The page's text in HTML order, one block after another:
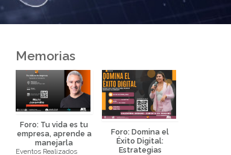
Memorias
Foro: Tu vida es tu
empresa, aprende a
manejarla
Eventos Realizados
Foro: Domina el
Éxito Digital:
Estrategias